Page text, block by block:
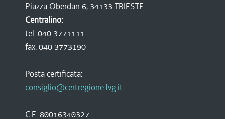
Piazza Oberdan 6, 34133 TRIESTE
Centralino:
tel. 040 3771111
fax. 040 3773190
Posta certificata:
consiglio@certregione.fvg.it
C.F. 80016340327